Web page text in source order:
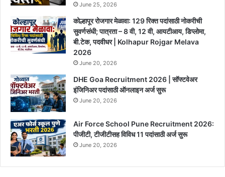
June 25, 2026
कोल्हापूर रोजगार मेळावा: 129 रिक्त पदांसाठी नोकरीची
सुवर्णसंधी; पात्रता – 8 वी, 12 वी, आयटीआय, डिप्लोमा,
बी.टेक, पदवीधर | Kolhapur Rojgar Melava
2026
June 20, 2026
DHE Goa Recruitment 2026 | सॉफ्टवेअर
इंजिनिअर पदांसाठी ऑनलाइन अर्ज सुरू
June 20, 2026
Air Force School Pune Recruitment 2026:
पीजीटी, टीजीटीसह विविध 11 पदांसाठी अर्ज सुरू
June 20, 2026